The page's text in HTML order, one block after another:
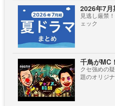
2026年7
見逃し厳禁
ェック
千鳥がMC
クセ強めの
題のオリジ